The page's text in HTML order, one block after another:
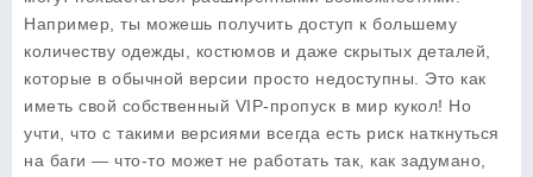
Например, ты можешь получить доступ к большему
количеству одежды, костюмов и даже скрытых деталей,
которые в обычной версии просто недоступны. Это как
иметь свой собственный VIP-пропуск в мир кукол! Но
учти, что с такими версиями всегда есть риск наткнуться
на баги — что-то может не работать так, как задумано,